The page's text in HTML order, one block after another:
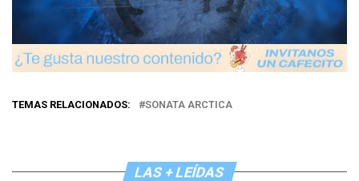
TEMAS RELACIONADOS: SONATA ARCTICA
LAS + LEÍDAS